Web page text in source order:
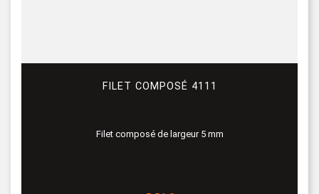
FILET COMPOSÉ 4111
Filet composé de largeur 5 mm